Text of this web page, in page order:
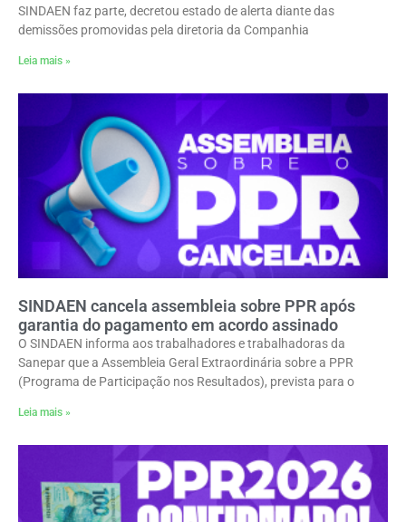
SINDAEN faz parte, decretou estado de alerta diante das
demissões promovidas pela diretoria da Companhia
Leia mais »
SINDAEN cancela assembleia sobre PPR após
garantia do pagamento em acordo assinado
O SINDAEN informa aos trabalhadores e trabalhadoras da
Sanepar que a Assembleia Geral Extraordinária sobre a PPR
(Programa de Participação nos Resultados), prevista para o
Leia mais »